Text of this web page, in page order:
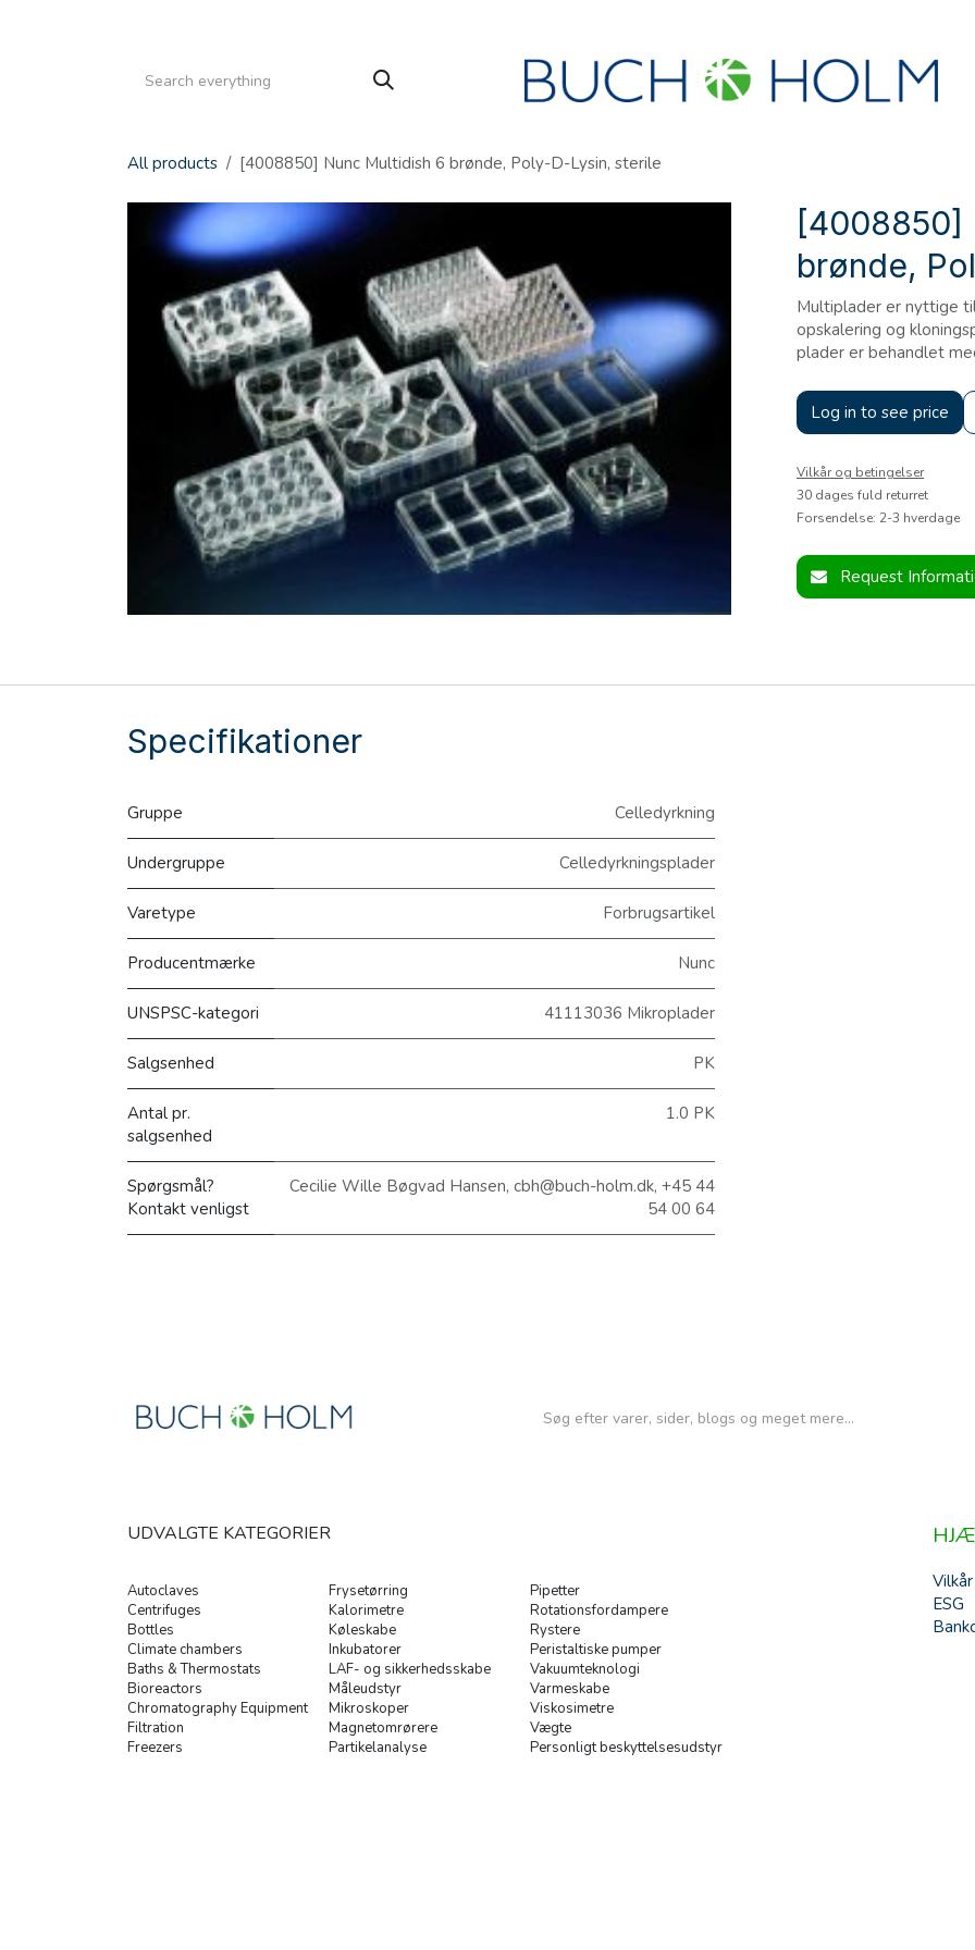
All products [4008850] Nunc Multidish 6 brønde, Poly-D-Lysin, sterile
[4008850]
brønde,
Multiplader er nyttige
opskalering og
plader er behandlet
Log in to see price
Vilkår og betingelser
30 dages fuld returret
Forsendelse: 2-3 hverdage
Request
Specifikationer
Gruppe Celledyrkning
Undergruppe Celledyrkningsplader
Varetype Forbrugsartikel
Producentmærke Nunc
UNSPSC-kategori 41113036 Mikroplader
Salgsenhed PK
Antal pr.
salgsenhed
1.0 PK
Spørgsmål?
Kontakt venligst
Cecilie Wille Bøgvad Hansen, cbh@buch-holm.dk, +45 44
54 00 64
Autoclaves
Centrifuges
Bottles
Climate chambers
Baths & Thermostats
Bioreactors
Chromatography Equipment
Filtration
Freezers
Frysetørring
Kalorimetre
Køleskabe
Inkubatorer
LAF- og sikkerhedsskabe
Måleudstyr
Mikroskoper
Magnetomrørere
Partikelanalyse
Pipetter
Rotationsfordampere
Rystere
Peristaltiske pumper
Vakuumteknologi
Varmeskabe
Viskosimetre
Vægte
Personligt beskyttelsesudstyr
UDVALGTE KATEGORIER
Vilkår
ESG